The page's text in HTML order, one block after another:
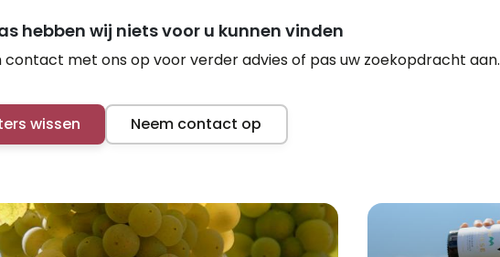
hebben wij niets voor u kunnen vinden
contact met ons op voor verder advies of pas uw zoekopdracht aan.
wissen Neem contact op